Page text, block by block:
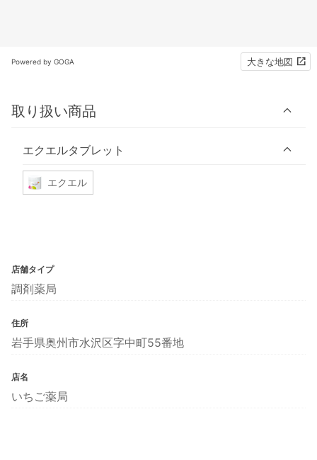
Powered by GOGA 大きな地図
取り扱い商品
エクエルタブレット
エクエル
店舗タイプ
調剤薬局
住所
岩手県奥州市水沢区字中町55番地
店名
いちご薬局